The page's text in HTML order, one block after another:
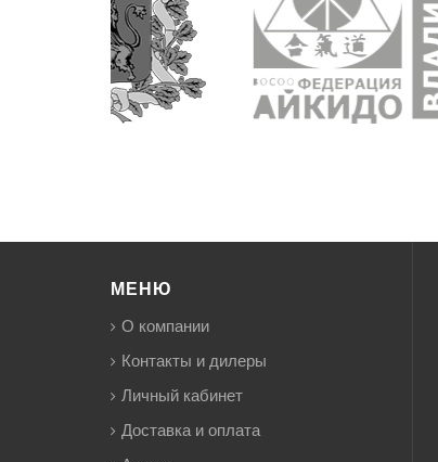
МЕНЮ
О компании
Контакты и дилеры
Личный кабинет
Доставка и оплата